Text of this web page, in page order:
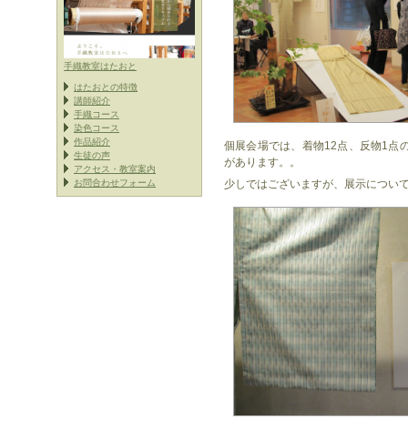
手織教室はたおと
はたおとの特徴
講師紹介
手織コース
染色コース
作品紹介
生徒の声
アクセス・教室案内
お問合わせフォーム
個展会場では、着物12点、反物1点
があります。。
少しではございますが、展示につい